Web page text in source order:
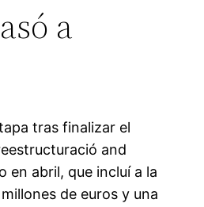
a
tras finalizar el
and
en abril, que incluí a la
de euros y una